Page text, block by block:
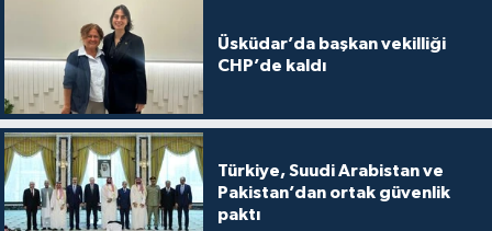
Üsküdar’da başkan vekilliği
CHP’de kaldı
Türkiye, Suudi Arabistan ve
Pakistan’dan ortak güvenlik
paktı